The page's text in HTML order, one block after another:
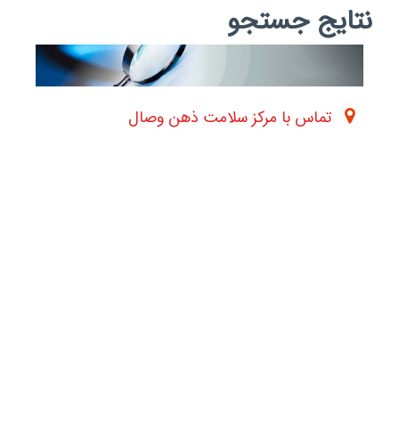
نتایج جستجو
تماس با مرکز سلامت ذهن وصال